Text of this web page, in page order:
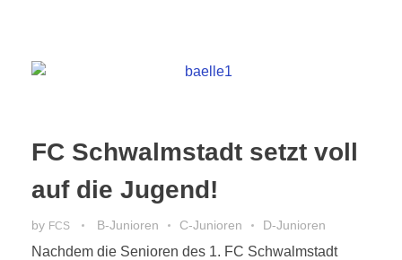
FC Schwalmstadt setzt voll
auf die Jugend!
by FCS B-Junioren C-Junioren D-Junioren
Nachdem die Senioren des 1. FC Schwalmstadt